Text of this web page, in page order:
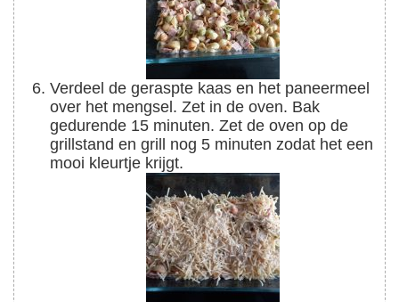
Verdeel de geraspte kaas en het paneermeel
over het mengsel. Zet in de oven. Bak
gedurende 15 minuten. Zet de oven op de
grillstand en grill nog 5 minuten zodat het een
mooi kleurtje krijgt.